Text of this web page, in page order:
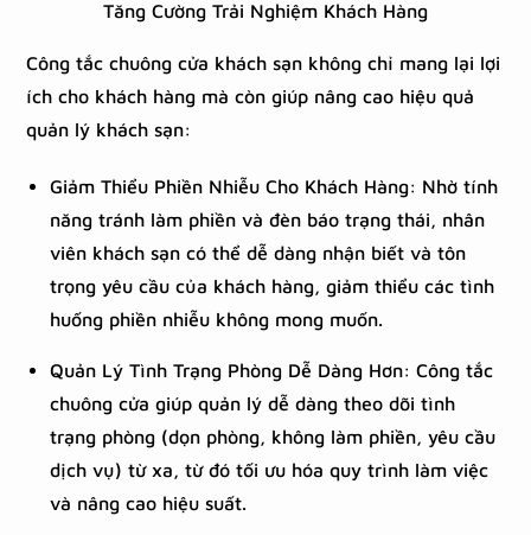
Tăng Cường Trải Nghiệm Khách Hàng
Công tắc chuông cửa khách sạn không chỉ mang lại lợi
ích cho khách hàng mà còn giúp nâng cao hiệu quả
quản lý khách sạn:
Giảm Thiểu Phiền Nhiễu Cho Khách Hàng: Nhờ tính
năng tránh làm phiền và đèn báo trạng thái, nhân
viên khách sạn có thể dễ dàng nhận biết và tôn
trọng yêu cầu của khách hàng, giảm thiểu các tình
huống phiền nhiễu không mong muốn.
Quản Lý Tình Trạng Phòng Dễ Dàng Hơn: Công tắc
chuông cửa giúp quản lý dễ dàng theo dõi tình
trạng phòng (dọn phòng, không làm phiền, yêu cầu
dịch vụ) từ xa, từ đó tối ưu hóa quy trình làm việc
và nâng cao hiệu suất.